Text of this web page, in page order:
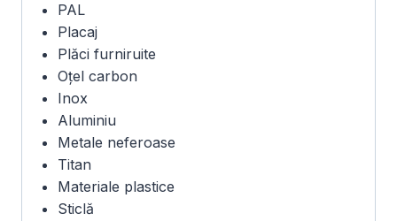
PAL
Placaj
Plăci furniruite
Oțel carbon
Inox
Aluminiu
Metale neferoase
Titan
Materiale plastice
Sticlă